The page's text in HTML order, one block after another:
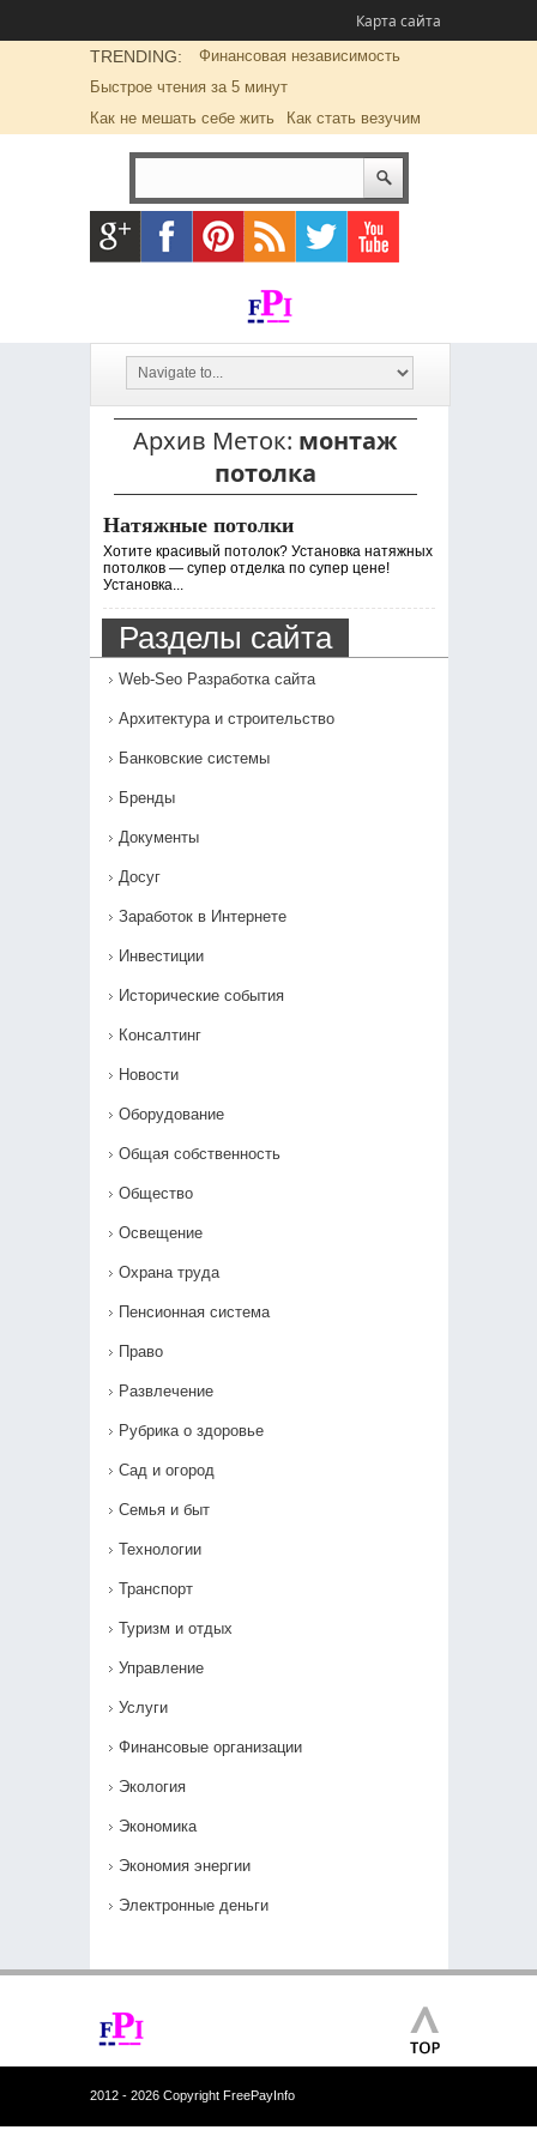
Карта сайта
TRENDING:
Финансовая независимость
Быстрое чтения за 5 минут
Как не мешать себе жить
Как стать везучим
Архив Меток: монтаж
потолка
Натяжные потолки
Хотите красивый потолок? Установка натяжных
потолков — супер отделка по супер цене!
Установка...
Разделы сайта
Web-Seo Разработка сайта
Архитектура и строительство
Банковские системы
Бренды
Документы
Досуг
Заработок в Интернете
Инвестиции
Исторические события
Консалтинг
Новости
Оборудование
Общая собственность
Общество
Освещение
Охрана труда
Пенсионная система
Право
Развлечение
Рубрика о здоровье
Сад и огород
Семья и быт
Технологии
Транспорт
Туризм и отдых
Управление
Услуги
Финансовые организации
Экология
Экономика
Экономия энергии
Электронные деньги
2012 - 2026 Copyright FreePayInfo